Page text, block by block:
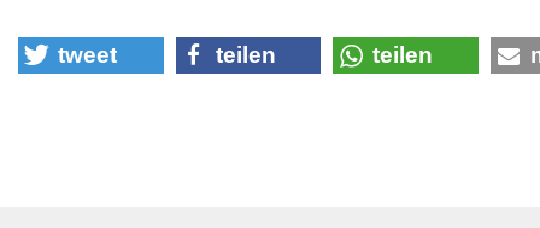
tweet teilen teilen